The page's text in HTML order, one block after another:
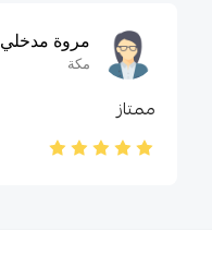
مروة مدخلي
مكة
ممتاز